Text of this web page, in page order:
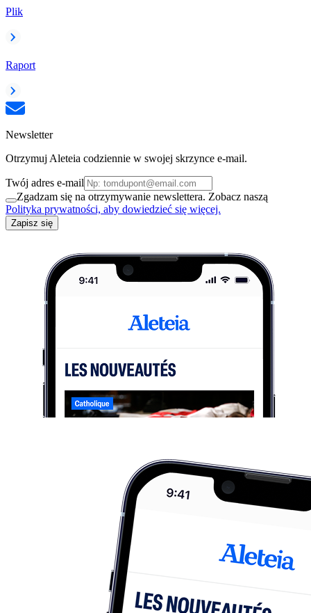
Plik
Raport
Newsletter
Otrzymuj Aleteia codziennie w swojej skrzynce e-mail.
Twój adres e-mail
Zgadzam się na otrzymywanie newslettera. Zobacz naszą
Polityka prywatności, aby dowiedzieć się więcej.
Zapisz się